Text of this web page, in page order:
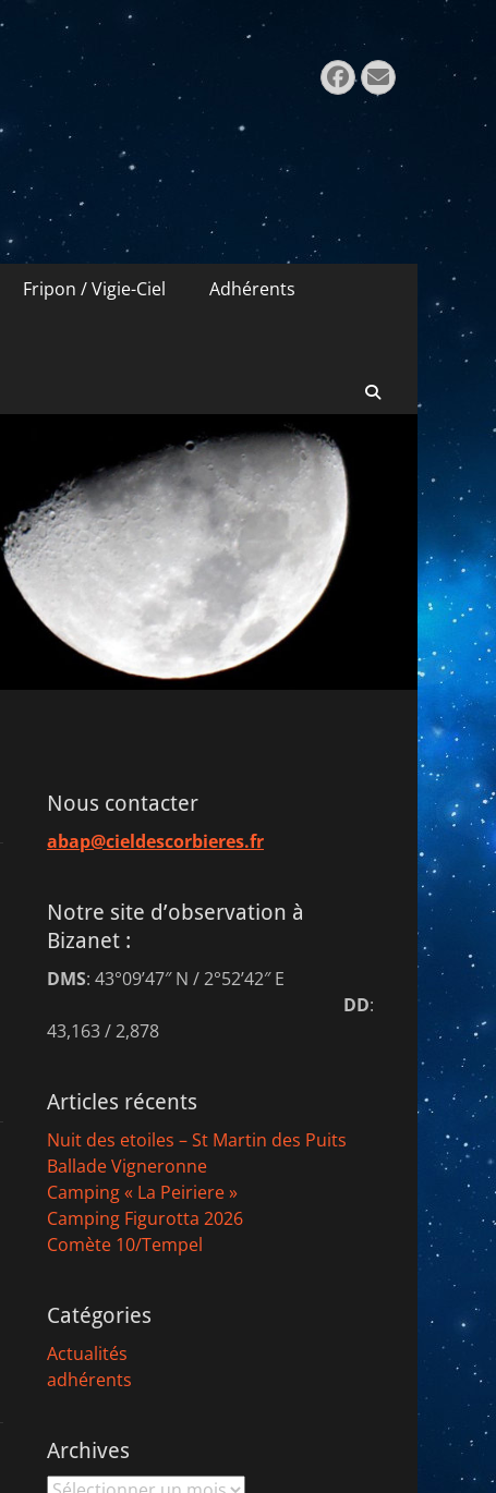
Facebook
E-
mail
Fripon / Vigie-Ciel Adhérents
Nous contacter
abap@cieldescorbieres.fr
Notre site d’observation à
Bizanet :
DMS: 43°09’47″ N / 2°52’42″ E
DD:
43,163 / 2,878
Articles récents
Nuit des etoiles – St Martin des Puits
Ballade Vigneronne
Camping « La Peiriere »
Camping Figurotta 2026
Comète 10/Tempel
Catégories
Actualités
adhérents
Archives
Archives